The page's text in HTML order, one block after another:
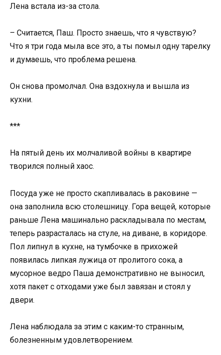
Лена встала из-за стола.
– Считается, Паш. Просто знаешь, что я чувствую?
Что я три года мыла все это, а ты помыл одну тарелку
и думаешь, что проблема решена.
Он снова промолчал. Она вздохнула и вышла из
кухни.
***
На пятый день их молчаливой войны в квартире
творился полный хаос.
Посуда уже не просто скапливалась в раковине —
она заполнила всю столешницу. Гора вещей, которые
раньше Лена машинально раскладывала по местам,
теперь разрасталась на стуле, на диване, в коридоре.
Пол липнул в кухне, на тумбочке в прихожей
появилась липкая лужица от пролитого сока, а
мусорное ведро Паша демонстративно не выносил,
хотя пакет с отходами уже был завязан и стоял у
двери.
Лена наблюдала за этим с каким-то странным,
болезненным удовлетворением.